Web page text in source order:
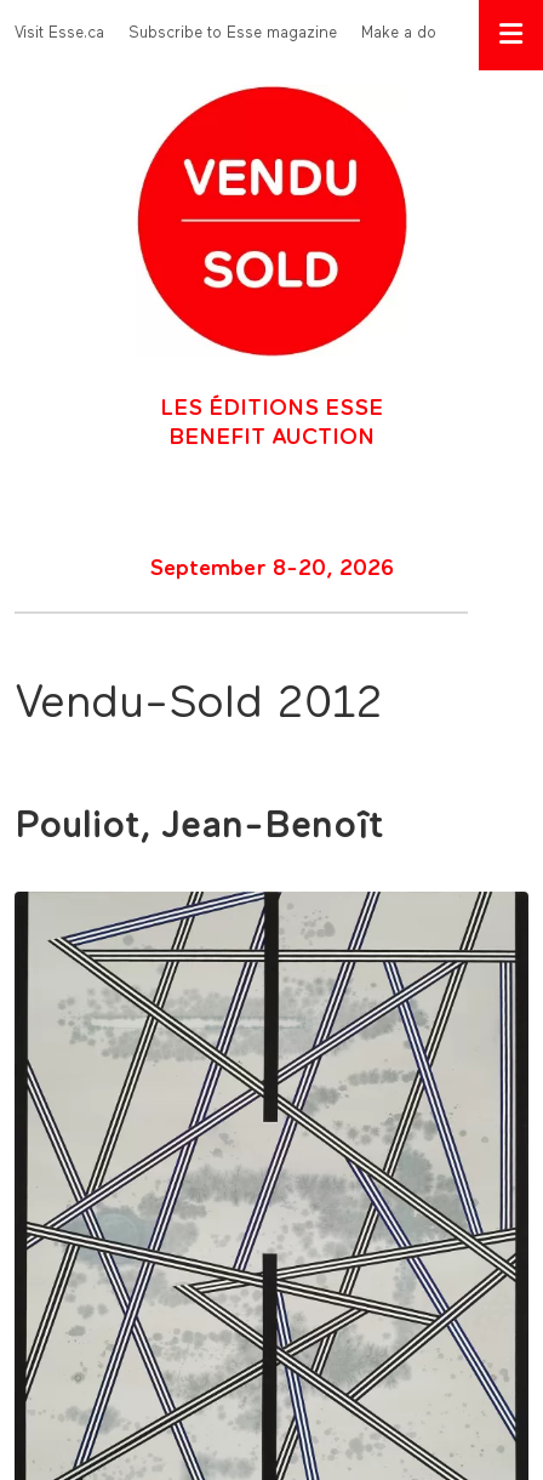
Menu Top
Visit Esse.ca Subscribe to Esse magazine Make a donation
LES ÉDITIONS ESSE
BENEFIT AUCTION
September 8-20, 2026
Vendu-Sold 2012
Pouliot, Jean-Benoît